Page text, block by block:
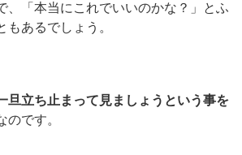
、「本当にこれでいいのかな？」とふ
もあるでしょう。
旦立ち止まって見ましょうという事を
のです。